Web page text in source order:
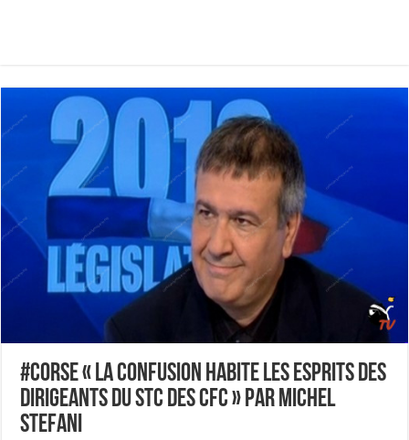
#Corse « La confusion habite les esprits des
dirigeants du STC des CFC » par Michel
Stefani